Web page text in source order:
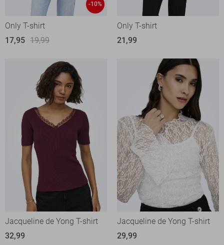
-10%
Only T-shirt
17,95 19,99
Only T-shirt
21,99
Jacqueline de Yong T-shirt
32,99
Jacqueline de Yong T-shirt
29,99